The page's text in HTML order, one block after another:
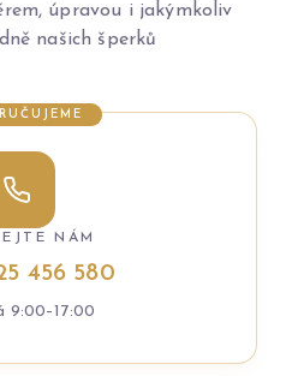
úpravou i jakýmkoliv
našich šperků
NÁM
456 580
9:00–17:00